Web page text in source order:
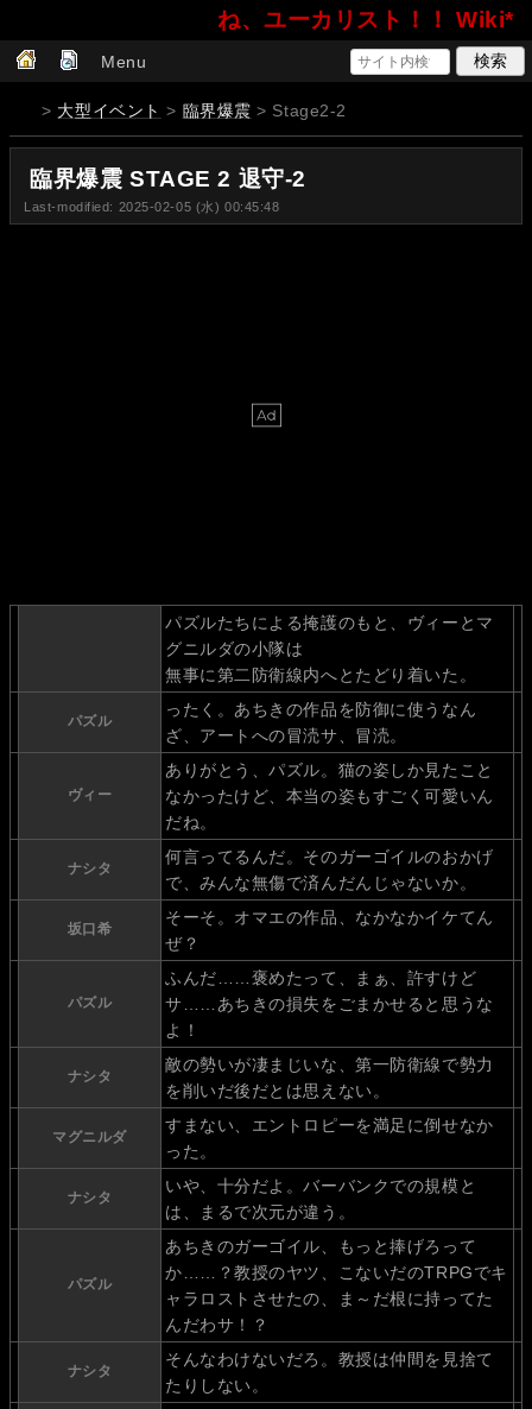
ね、ユーカリスト！！ Wiki*
Menu
> 大型イベント > 臨界爆震 > Stage2-2
臨界爆震 STAGE 2 退守-2
Last-modified: 2025-02-05 (水) 00:45:48
パズルたちによる掩護のもと、ヴィーとマ
グニルダの小隊は
無事に第二防衛線内へとたどり着いた。
パズル
ったく。あちきの作品を防御に使うなん
ざ、アートへの冒涜サ、冒涜。
ヴィー
ありがとう、パズル。猫の姿しか見たこと
なかったけど、本当の姿もすごく可愛いん
だね。
ナシタ
何言ってるんだ。そのガーゴイルのおかげ
で、みんな無傷で済んだんじゃないか。
坂口希
そーそ。オマエの作品、なかなかイケてん
ぜ？
パズル
ふんだ……褒めたって、まぁ、許すけど
サ……あちきの損失をごまかせると思うな
よ！
ナシタ
敵の勢いが凄まじいな、第一防衛線で勢力
を削いだ後だとは思えない。
マグニルダ
すまない、エントロピーを満足に倒せなか
った。
ナシタ
いや、十分だよ。バーバンクでの規模と
は、まるで次元が違う。
パズル
あちきのガーゴイル、もっと捧げろって
か……？教授のヤツ、こないだのTRPGでキ
ャラロストさせたの、ま～だ根に持ってた
んだわサ！？
ナシタ
そんなわけないだろ。教授は仲間を見捨て
たりしない。